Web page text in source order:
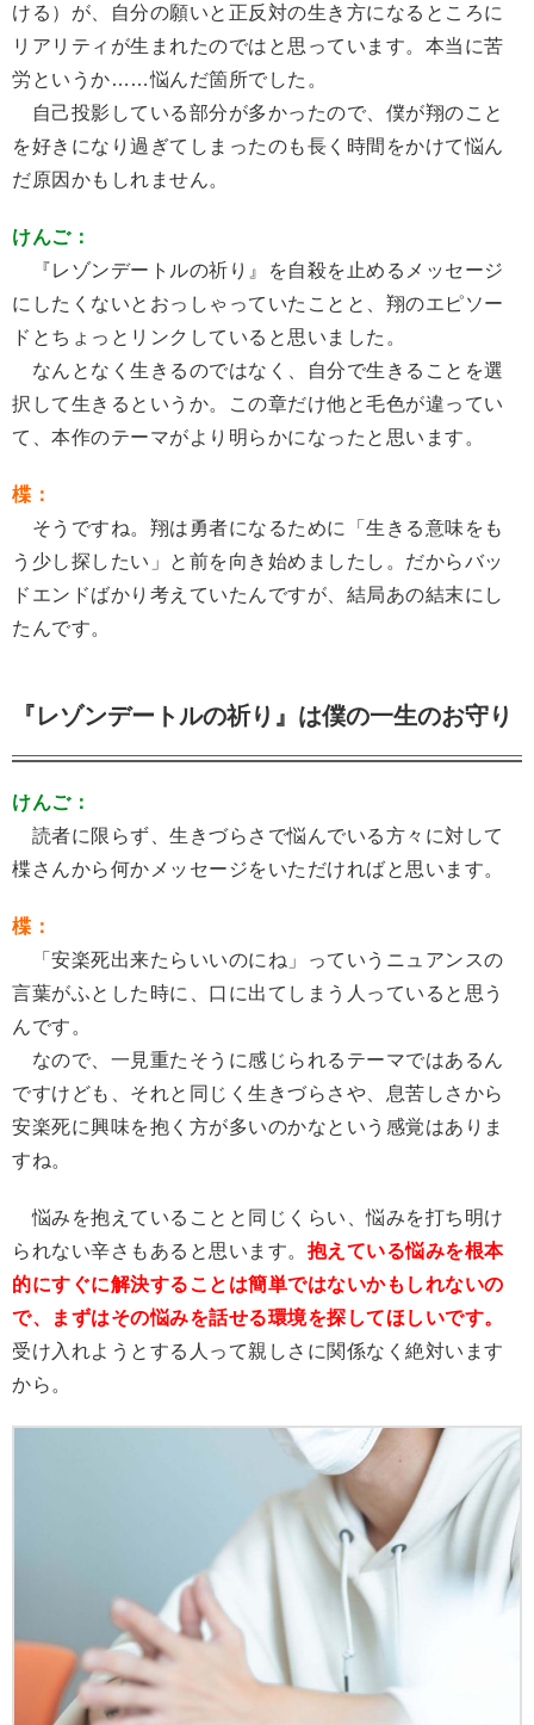
ける）が、自分の願いと正反対の生き方になるところに
リアリティが生まれたのではと思っています。本当に苦
労というか……悩んだ箇所でした。
自己投影している部分が多かったので、僕が翔のこと
を好きになり過ぎてしまったのも長く時間をかけて悩ん
だ原因かもしれません。
けんご：
『レゾンデートルの祈り』を自殺を止めるメッセージ
にしたくないとおっしゃっていたことと、翔のエピソー
ドとちょっとリンクしていると思いました。
なんとなく生きるのではなく、自分で生きることを選
択して生きるというか。この章だけ他と毛色が違ってい
て、本作のテーマがより明らかになったと思います。
楪：
そうですね。翔は勇者になるために「生きる意味をも
う少し探したい」と前を向き始めましたし。だからバッ
ドエンドばかり考えていたんですが、結局あの結末にし
たんです。
『レゾンデートルの祈り』は僕の一生のお守り
けんご：
読者に限らず、生きづらさで悩んでいる方々に対して
楪さんから何かメッセージをいただければと思います。
楪：
「安楽死出来たらいいのにね」っていうニュアンスの
言葉がふとした時に、口に出てしまう人っていると思う
んです。
なので、一見重たそうに感じられるテーマではあるん
ですけども、それと同じく生きづらさや、息苦しさから
安楽死に興味を抱く方が多いのかなという感覚はありま
すね。
悩みを抱えていることと同じくらい、悩みを打ち明け
られない辛さもあると思います。 抱えている悩みを根本
的にすぐに解決することは簡単ではないかもしれないの
で、まずはその悩みを話せる環境を探してほしいです。
受け入れようとする人って親しさに関係なく絶対います
から。